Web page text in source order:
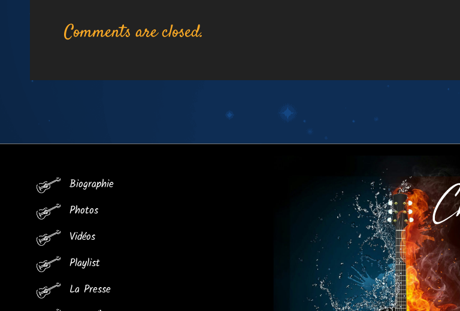
Comments are closed.
Biographie
Photos
Vidéos
Playlist
La Presse